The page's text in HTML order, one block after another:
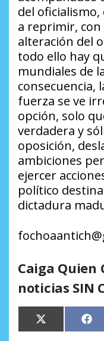
del
a reprimir,
alteración del
todo ello hay
mundiales de
consecuencia,
fuerza se ve
opción, solo
verdadera y
oposición,
ambiciones
ejercer
político
dictadura
Caiga Quien
noticias SIN
Compartir
en
X
(Twitter) en